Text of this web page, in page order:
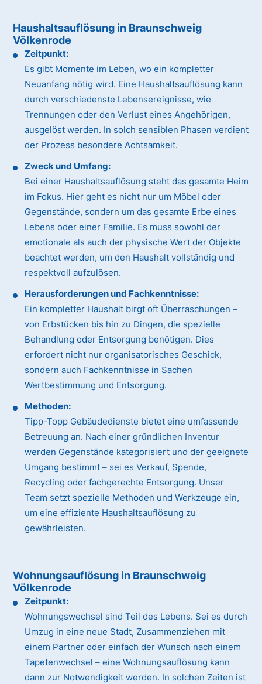
Haushaltsauflösung in Braunschweig
Völkenrode
Zeitpunkt:
Es gibt Momente im Leben, wo ein kompletter
Neuanfang nötig wird. Eine Haushaltsauflösung kann
durch verschiedenste Lebensereignisse, wie
Trennungen oder den Verlust eines Angehörigen,
ausgelöst werden. In solch sensiblen Phasen verdient
der Prozess besondere Achtsamkeit.
Zweck und Umfang:
Bei einer Haushaltsauflösung steht das gesamte Heim
im Fokus. Hier geht es nicht nur um Möbel oder
Gegenstände, sondern um das gesamte Erbe eines
Lebens oder einer Familie. Es muss sowohl der
emotionale als auch der physische Wert der Objekte
beachtet werden, um den Haushalt vollständig und
respektvoll aufzulösen.
Herausforderungen und Fachkenntnisse:
Ein kompletter Haushalt birgt oft Überraschungen –
von Erbstücken bis hin zu Dingen, die spezielle
Behandlung oder Entsorgung benötigen. Dies
erfordert nicht nur organisatorisches Geschick,
sondern auch Fachkenntnisse in Sachen
Wertbestimmung und Entsorgung.
Methoden:
Tipp-Topp Gebäudedienste bietet eine umfassende
Betreuung an. Nach einer gründlichen Inventur
werden Gegenstände kategorisiert und der geeignete
Umgang bestimmt – sei es Verkauf, Spende,
Recycling oder fachgerechte Entsorgung. Unser
Team setzt spezielle Methoden und Werkzeuge ein,
um eine effiziente Haushaltsauflösung zu
gewährleisten.
Wohnungsauflösung in Braunschweig
Völkenrode
Zeitpunkt:
Wohnungswechsel sind Teil des Lebens. Sei es durch
Umzug in eine neue Stadt, Zusammenziehen mit
einem Partner oder einfach der Wunsch nach einem
Tapetenwechsel – eine Wohnungsauflösung kann
dann zur Notwendigkeit werden. In solchen Zeiten ist